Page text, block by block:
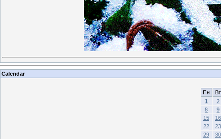
Calendar
Пн
Вт
1
2
8
9
15
16
22
23
29
30